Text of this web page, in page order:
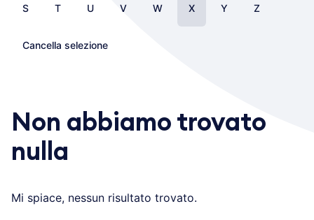
S T U V W X Y Z
Cancella selezione
Non abbiamo trovato
nulla
Mi spiace, nessun risultato trovato.